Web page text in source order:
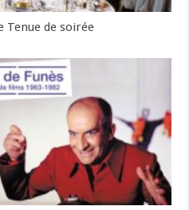
Tenue de soirée